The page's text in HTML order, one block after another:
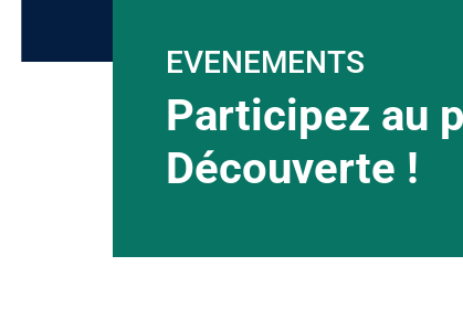
EVENEMENTS
Participez au
Découverte !